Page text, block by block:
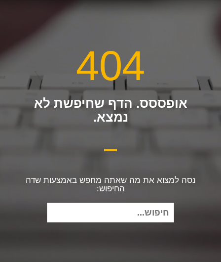
404
אופססס. הדף שחיפשת לא
נמצא.
נסה למצוא את מה שאתה מחפש באמצעות שדה
החיפוש:
חיפוש
עבור: